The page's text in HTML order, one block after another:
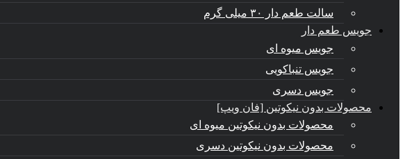
سالت طعم دار ۳۰ میلی گرم
جویس طعم دار
جویس میوه ای
جویس تنباکویی
جویس دسری
محصولات بدون نیکوتین [فان ویپ]
محصولات بدون نیکوتین میوه ای
محصولات بدون نیکوتین دسری